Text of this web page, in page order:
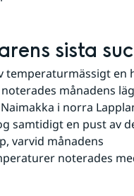
sista
temperaturmässigt en
månadens
Naimakka i norra
samtidigt en pust av
varvid månadens
noterades